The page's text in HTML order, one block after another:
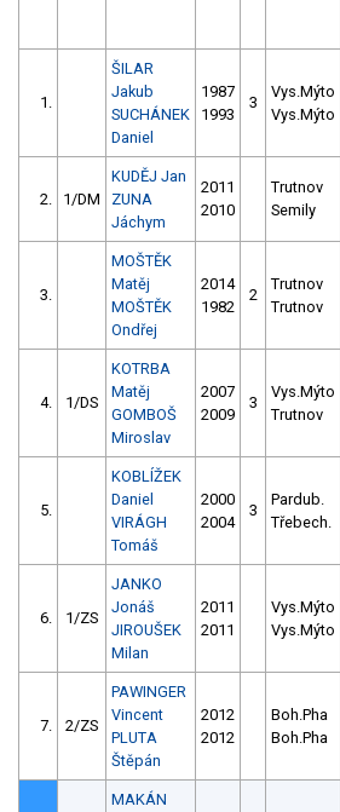
1.
ŠILAR
Jakub
SUCHÁNEK
Daniel
1987
1993
3
Vys.Mýto
Vys.Mýto
2. 1/DM
KUDĚJ Jan
ZUNA
Jáchym
2011
2010
Trutnov
Semily
3.
MOŠTĚK
Matěj
MOŠTĚK
Ondřej
2014
1982
2
Trutnov
Trutnov
4. 1/DS
KOTRBA
Matěj
GOMBOŠ
Miroslav
2007
2009
3
Vys.Mýto
Trutnov
5.
KOBLÍŽEK
Daniel
VIRÁGH
Tomáš
2000
2004
3
Pardub.
Třebech.
6. 1/ZS
JANKO
Jonáš
JIROUŠEK
Milan
2011
2011
Vys.Mýto
Vys.Mýto
7. 2/ZS
PAWINGER
Vincent
PLUTA
Štěpán
2012
2012
Boh.Pha
Boh.Pha
MAKÁN